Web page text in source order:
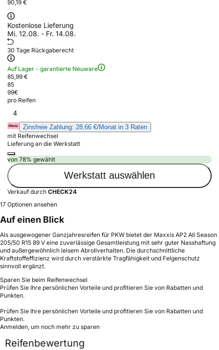
90,19 €
Kostenlose Lieferung
Mi. 12.08. - Fr. 14.08.
30 Tage Rückgaberecht
Auf Lager - garantierte Neuware
85,99 €
85
99€
pro Reifen
4
Zinsfreie Zahlung: 28,66 €/Monat in 3 Raten
mit Reifenwechsel
Lieferung an die Werkstatt
von 78% gewählt
Werkstatt auswählen
Verkauf durch CHECK24
17 Optionen ansehen
Auf einen Blick
Als ausgewogener Ganzjahresreifen für PKW bietet der Maxxis AP2 All Season
205/50 R15 89 V eine zuverlässige Gesamtleistung mit sehr guter Nasshaftung
und außergewöhnlich leisem Abrollverhalten. Die durchschnittliche
Kraftstoffeffizienz wird durch verstärkte Tragfähigkeit und Felgenschutz
sinnvoll ergänzt.
Sparen Sie beim Reifenwechsel
Prüfen Sie Ihre persönlichen Vorteile und profitieren Sie von Rabatten und
Punkten.
Prüfen Sie Ihre persönlichen Vorteile und profitieren Sie von Rabatten und
Punkten.
Anmelden, um noch mehr zu sparen
Reifenbewertung